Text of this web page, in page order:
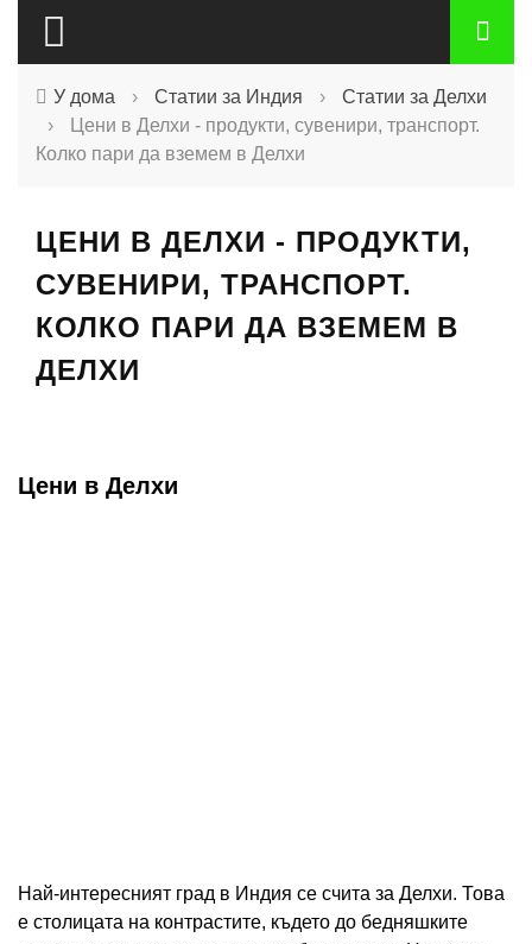
У дома › Статии за Индия ›
Статии за Делхи
›
Цени в Делхи - продукти, сувенири, транспорт.
Колко пари да вземем в Делхи
ЦЕНИ В ДЕЛХИ - ПРОДУКТИ,
СУВЕНИРИ, ТРАНСПОРТ.
КОЛКО ПАРИ ДА ВЗЕМЕМ В
ДЕЛХИ
Цени в Делхи
Най-интересният град в Индия се счита за Делхи. Това
е столицата на контрастите, където до бедняшките